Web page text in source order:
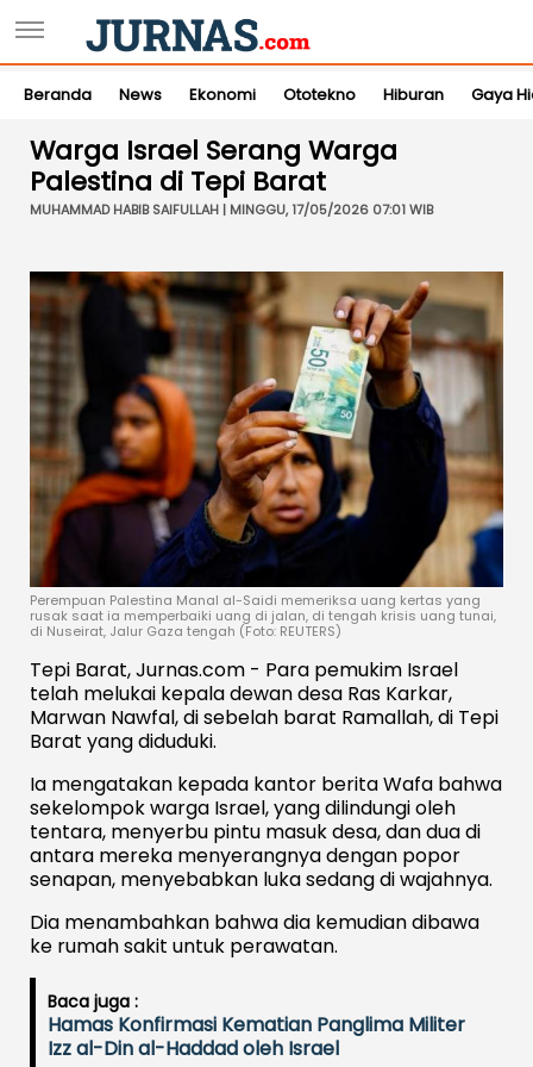
Beranda News Ekonomi Ototekno Hiburan Gaya
Warga Israel Serang Warga
Palestina di Tepi Barat
MUHAMMAD HABIB SAIFULLAH | MINGGU, 17/05/2026 07:01 WIB
Perempuan Palestina Manal al-Saidi memeriksa uang kertas yang
rusak saat ia memperbaiki uang di jalan, di tengah krisis uang tunai,
di Nuseirat, Jalur Gaza tengah (Foto: REUTERS)
Tepi Barat, Jurnas.com - Para pemukim Israel
telah melukai kepala dewan desa Ras Karkar,
Marwan Nawfal, di sebelah barat Ramallah, di Tepi
Barat yang diduduki.
Ia mengatakan kepada kantor berita Wafa bahwa
sekelompok warga Israel, yang dilindungi oleh
tentara, menyerbu pintu masuk desa, dan dua di
antara mereka menyerangnya dengan popor
senapan, menyebabkan luka sedang di wajahnya.
Dia menambahkan bahwa dia kemudian dibawa
ke rumah sakit untuk perawatan.
Baca juga :
Hamas Konfirmasi Kematian Panglima Militer
Izz al-Din al-Haddad oleh Israel